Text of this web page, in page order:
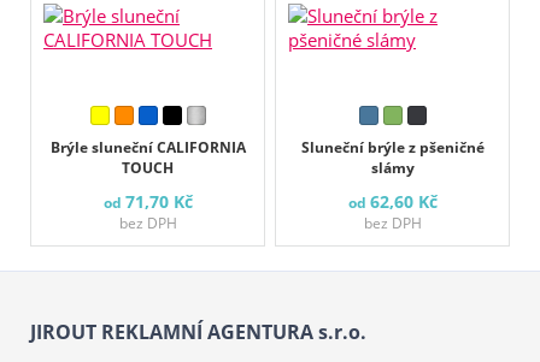
Brýle sluneční CALIFORNIA
TOUCH
od 71,70 Kč
bez DPH
Sluneční brýle z pšeničné
slámy
od 62,60 Kč
bez DPH
JIROUT REKLAMNÍ AGENTURA s.r.o.